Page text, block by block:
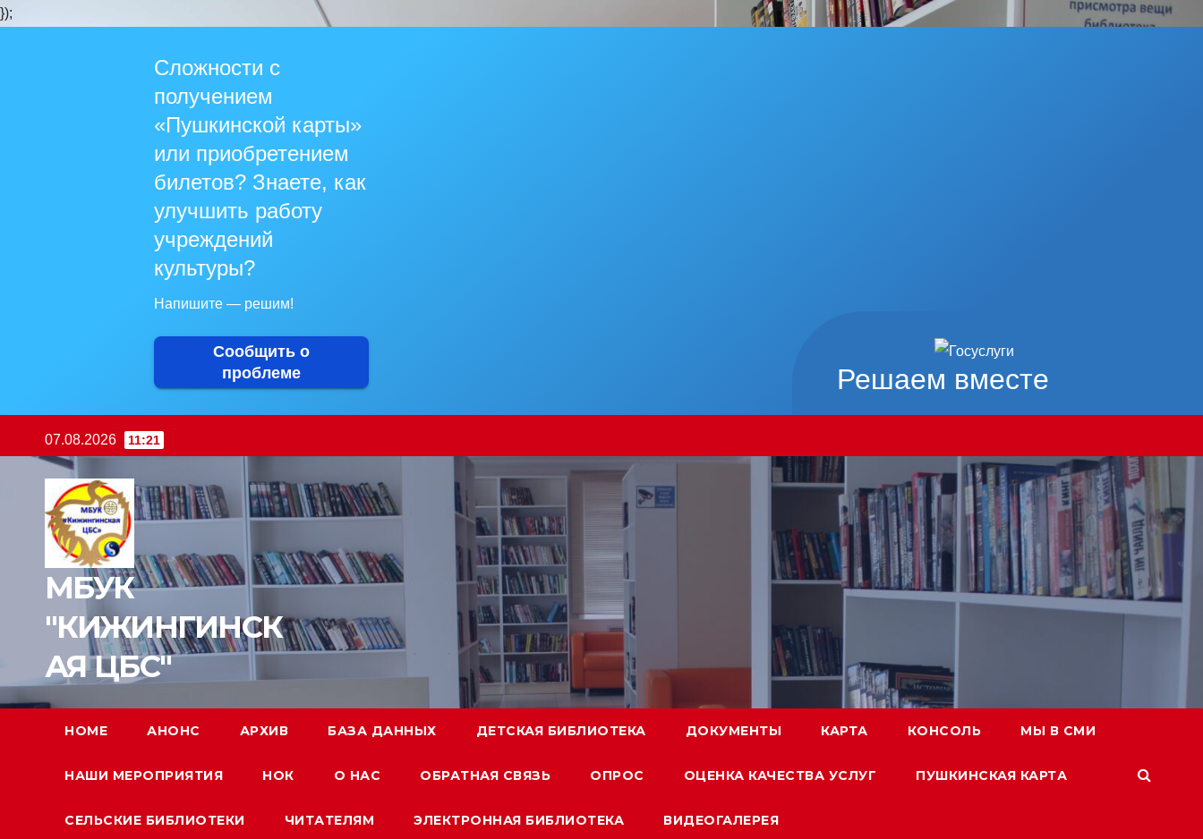
});
Решаем вместе
Сложности с
получением
«Пушкинской карты»
или приобретением
билетов? Знаете, как
улучшить работу
учреждений
культуры?
Напишите — решим!
Сообщить о
проблеме
к
содержимому
07.08.2026 11:21
МБУК
"КИЖИНГИНСК
АЯ ЦБС"
HOME АНОНС АРХИВ БАЗА ДАННЫХ ДЕТСКАЯ БИБЛИОТЕКА ДОКУМЕНТЫ КАРТА КОНСОЛЬ МЫ В СМИ
НАШИ МЕРОПРИЯТИЯ НОК О НАС ОБРАТНАЯ СВЯЗЬ ОПРОС ОЦЕНКА КАЧЕСТВА УСЛУГ ПУШКИНСКАЯ КАРТА
СЕЛЬСКИЕ БИБЛИОТЕКИ ЧИТАТЕЛЯМ ЭЛЕКТРОННАЯ БИБЛИОТЕКА ВИДЕОГАЛЕРЕЯ